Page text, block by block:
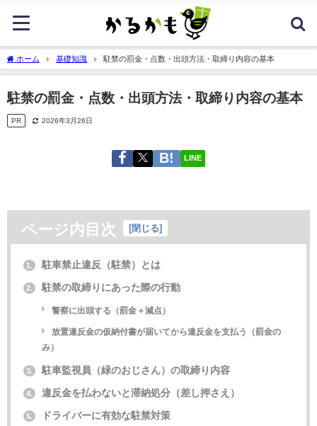
ホーム 基礎知識 駐禁の罰金・点数・出頭方法・取締り内容の基本
駐禁の罰金・点数・出頭方法・取締り内容の基本
PR 2026年3月26日
LINE
ページ内目次 [閉じる]
1. 駐車禁止違反（駐禁）とは
2. 駐禁の取締りにあった際の行動
警察に出頭する（罰金＋減点）
放置違反金の仮納付書が届いてから違反金を支払う（罰金の
み）
3. 駐車監視員（緑のおじさん）の取締り内容
4. 違反金を払わないと滞納処分（差し押さえ）
5. ドライバーに有効な駐禁対策